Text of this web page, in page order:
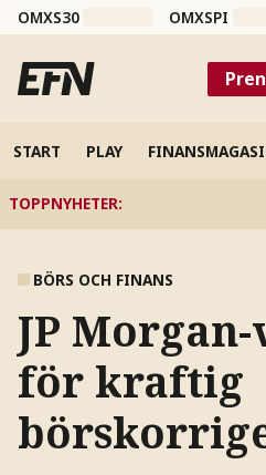
OMXS30 OMXSPI
START PLAY
TOPPNYHETER:
BÖRS OCH FINANS
JP
för kraftig